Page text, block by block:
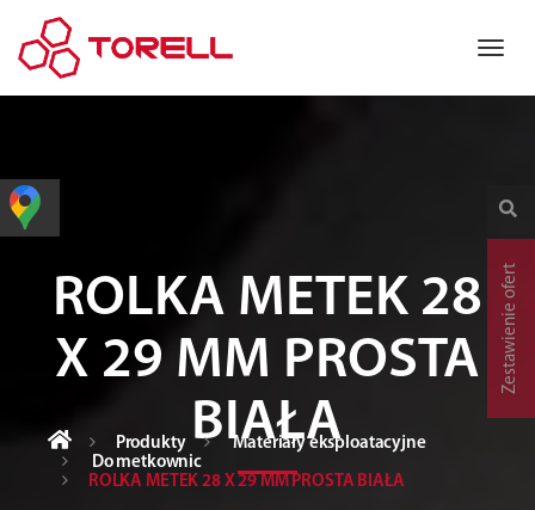
ROLKA METEK 28
X 29 MM PROSTA
BIAŁA
Produkty
Materiały eksploatacyjne
Do metkownic
ROLKA METEK 28 X 29 MM PROSTA BIAŁA
Zestawienie ofert